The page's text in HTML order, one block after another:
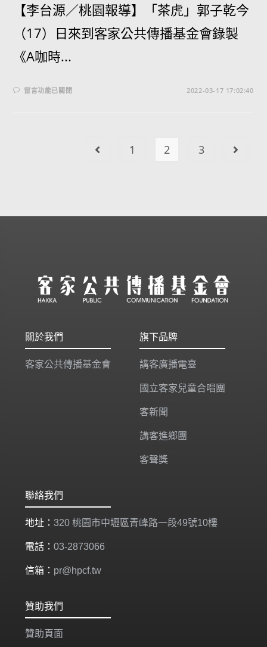
【李台源／桃園報導】「茶虎」郭子乾今
（17）日來到客家公共傳播基金會錄製
《A咖時...
留言功能已關閉 2022-03-17 17:02:40
1 2 3
關於我們
客家公共傳播基金會
旗下品牌
講客廣播電臺
國立客家兒童合唱團
客新聞
講客進鄉團
客聲獎
聯絡我們
地址： 320 桃園市中壢區青峰路一段49號10樓
電話： 03-2873066
信箱： pr@hpcf.tw
贊助我們
贊助頁面